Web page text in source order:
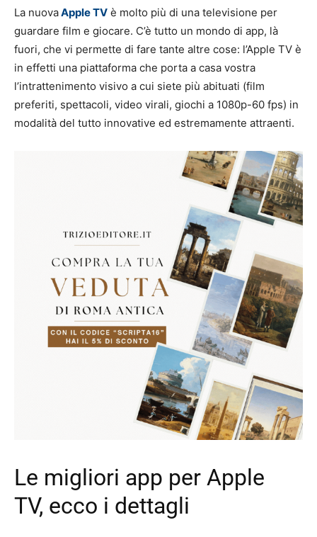
La nuovaApple TV è molto più di una televisione per
guardare film e giocare. C’è tutto un mondo di app, là
fuori, che vi permette di fare tante altre cose: l’Apple TV è
in effetti una piattaforma che porta a casa vostra
l’intrattenimento visivo a cui siete più abituati (film
preferiti, spettacoli, video virali, giochi a 1080p-60 fps) in
modalità del tutto innovative ed estremamente attraenti.
Le migliori app per Apple
TV, ecco i dettagli